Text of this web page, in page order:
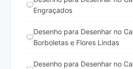
Engraçados
Desenho para Desenhar no
Borboletas e Flores Lindas
Desenho para Desenhar no